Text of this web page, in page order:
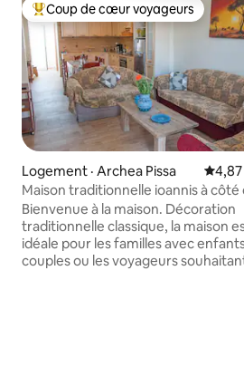
Coup de cœur voyageurs parmi les
Coup de cœur voyageurs
Logement · Archea Pissa Note
Maison traditionnelle ioannis à côté
l'ancienne Olympie
Bienvenue à la maison. Décoration
traditionnelle classique, la maison
idéale pour les familles avec
couples ou les voyageurs